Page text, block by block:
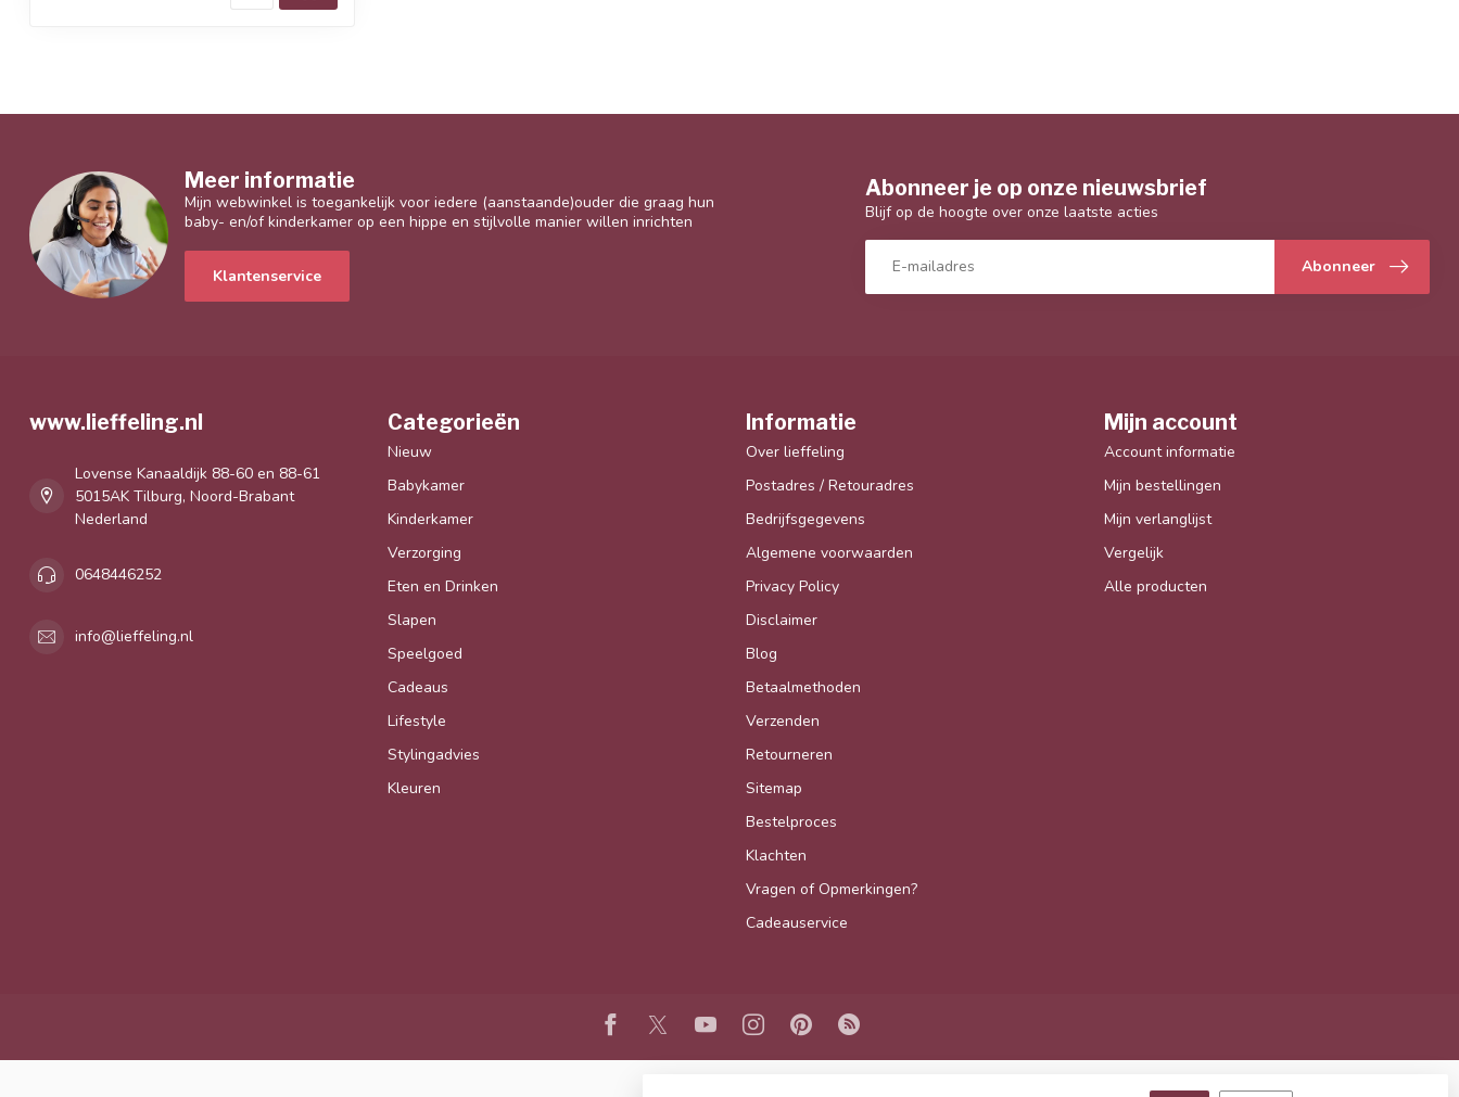
Meer informatie
Mijn webwinkel is toegankelijk voor iedere (aanstaande)ouder die graag hun
baby- en/of kinderkamer op een hippe en stijlvolle manier willen inrichten
Klantenservice
Abonneer je op onze nieuwsbrief
Blijf op de hoogte over onze laatste acties
Abonneer
www.lieffeling.nl
Lovense Kanaaldijk 88-60 en 88-61
5015AK Tilburg, Noord-Brabant
Nederland
0648446252
info@lieffeling.nl
Categorieën
Nieuw
Babykamer
Kinderkamer
Verzorging
Eten en Drinken
Slapen
Speelgoed
Cadeaus
Lifestyle
Stylingadvies
Kleuren
Informatie
Over lieffeling
Postadres / Retouradres
Bedrijfsgegevens
Algemene voorwaarden
Privacy Policy
Disclaimer
Blog
Betaalmethoden
Verzenden
Retourneren
Sitemap
Bestelproces
Klachten
Vragen of Opmerkingen?
Cadeauservice
Mijn account
Account informatie
Mijn bestellingen
Mijn verlanglijst
Vergelijk
Alle producten